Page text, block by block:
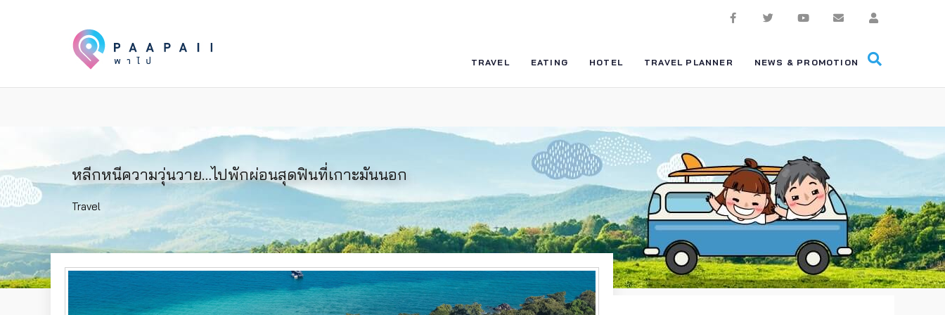
TRAVEL EATING HOTEL TRAVEL PLANNER NEWS & PROMOTION
หลีกหนีความวุ่นวาย…ไปพักผ่อนสุดฟินที่เกาะมันนอก
Travel